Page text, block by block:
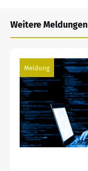
Weitere Meldungen
Meldung